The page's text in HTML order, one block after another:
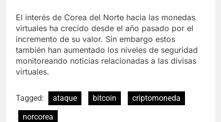
El interés de Corea del Norte hacia las monedas
virtuales ha crecido desde el año pasado por el
incremento de su valor. Sin embargo estos
también han aumentado los niveles de seguridad
monitoreando noticias relacionadas a las divisas
virtuales.
Tagged: ataque bitcoin
criptomoneda
norcorea